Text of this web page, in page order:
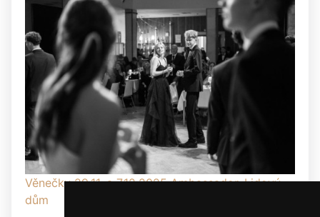
Věnečky 29.11. a 7.12.2025 Ambassador, Lidový
dům